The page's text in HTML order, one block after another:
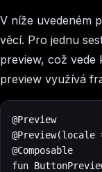
V níže uvedeném
věcí. Pro jednu
preview, což vede
preview využívá
@Preview
@Composable
fun